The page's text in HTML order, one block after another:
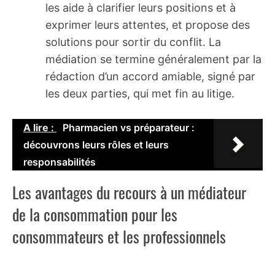
les aide à clarifier leurs positions et à
exprimer leurs attentes, et propose des
solutions pour sortir du conflit. La
médiation se termine généralement par la
rédaction d’un accord amiable, signé par
les deux parties, qui met fin au litige.
A lire :
Pharmacien vs préparateur :
découvrons leurs rôles et leurs
responsabilités
Les avantages du recours à un médiateur
de la consommation pour les
consommateurs et les professionnels